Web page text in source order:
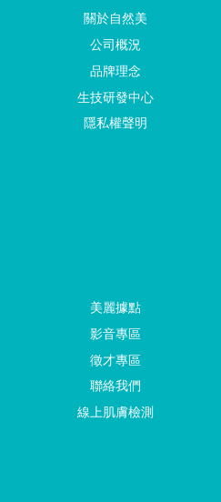
關於自然美
公司概況
品牌理念
生技研發中心
隱私權聲明
美麗據點
影音專區
徵才專區
聯絡我們
線上肌膚檢測